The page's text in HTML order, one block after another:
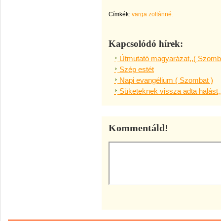
Címkék: varga zoltánné.
Kapcsolódó hírek:
Útmutató magyarázat,,(
Szép estét
Napi evangélium ( Szombat )
Süketeknek vissza adta
Kommentáld!